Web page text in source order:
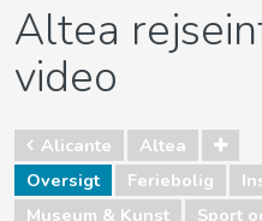
Altea
video
Alicante
Altea
Oversigt
Feriebolig
Museum & Kunst
Sport